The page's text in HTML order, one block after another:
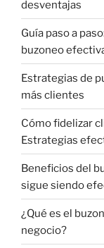
desventajas
Guía paso a
buzoneo
Estrategias de
más clientes
Cómo fidelizar
Estrategias
Beneficios del
sigue siendo
¿Qué es el
negocio?